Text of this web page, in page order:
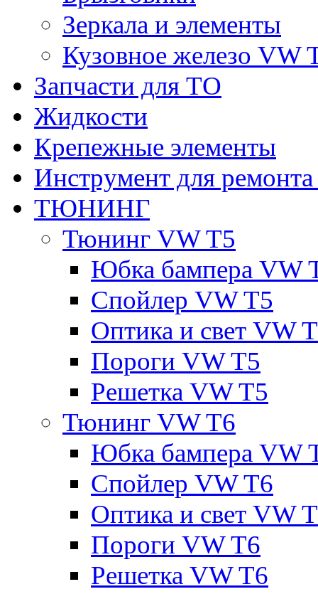
Зеркала и элементы
Кузовное железо VW
Запчасти для ТО
Жидкости
Крепежные элементы
Инструмент для
ТЮНИНГ
Тюнинг VW T5
Юбка бампера VW
Спойлер VW T5
Оптика и свет VW
Пороги VW T5
Решетка VW T5
Тюнинг VW T6
Юбка бампера VW
Спойлер VW T6
Оптика и свет VW
Пороги VW T6
Решетка VW T6